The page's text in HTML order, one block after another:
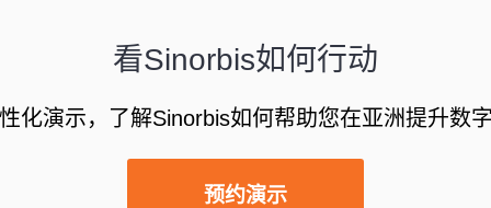
看Sinorbis如何行动
化演示，了解Sinorbis如何帮助您在亚洲提升数
预约演示